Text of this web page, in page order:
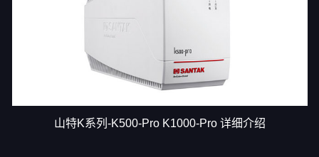
山特K系列-K500-Pro K1000-Pro 详细介绍